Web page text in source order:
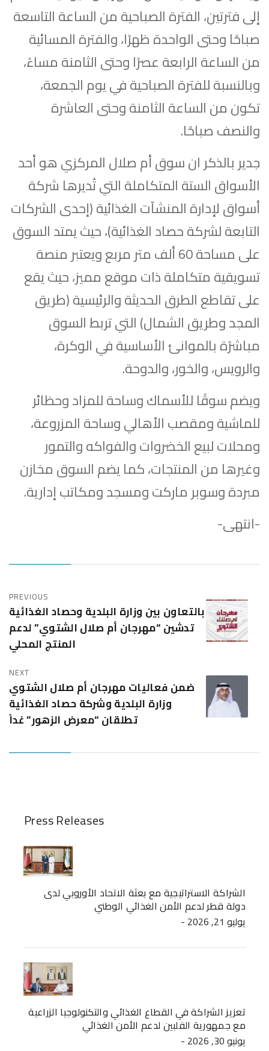
إلى فترتين، الفترة الصباحية من الساعة التاسعة
صباحًا وحتى الواحدة ظهرًا، والفترة المسائية
من الساعة الرابعة عصرًا وحتى الثامنة مساءً،
وبالنسبة للفترة الصباحية في يوم الجمعة،
تكون من الساعة الثامنة وحتى العاشرة
والنصف صباحًا.
جدير بالذكر ان سوق أم صلال المركزي هو أحد
الأسواق الستة المتكاملة التي تُديرها شركة
أسواق لإدارة المنشآت الغذائية (إحدى الشركات
التابعة لشركة حصاد الغذائية)، حيث يمتد السوق
على مساحة 60 ألف متر مربع ويعتبر منصة
تسويقية متكاملة ذات موقع مميز، حيث يقع
على تقاطع الطرق الحديثة والرئيسية (طريق
المجد وطريق الشمال) التي تربط السوق
مباشرًة بالموانئ الأساسية في الوكرة،
والرويس، والخور، والدوحة.
ويضم سوقًا للأسماك وساحة للمزاد وحظائر
للماشية ومقصب الأهالي وساحة المزروعة،
ومحلات لبيع الخضروات والفواكه والتمور
وغيرها من المنتجات، كما يضم السوق مخازن
مبردة وسوبر ماركت ومسجد ومكاتب إدارية.
-انتهى-
PREVIOUS
بالتعاون بين وزارة البلدية وحصاد الغذائية
تدشين “مهرجان أم صلال الشتوي” لدعم
المنتج المحلي
NEXT
ضمن فعاليات مهرجان أم صلال الشتوي
وزارة البلدية وشركة حصاد الغذائية
تطلقان “معرض الزهور” غداً
Press Releases
الشراكة الاستراتيجية مع بعثة الاتحاد الأوروبي لدى
دولة قطر لدعم الأمن الغذائي الوطني
- يوليو 21, 2026
تعزيز الشراكة في القطاع الغذائي والتكنولوجيا الزراعية
مع جمهورية الفلبين لدعم الأمن الغذائي
- يونيو 30, 2026